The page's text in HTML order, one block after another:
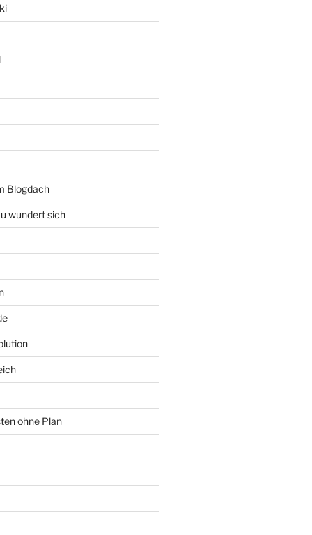
Blogdach
wundert sich
ohne Plan